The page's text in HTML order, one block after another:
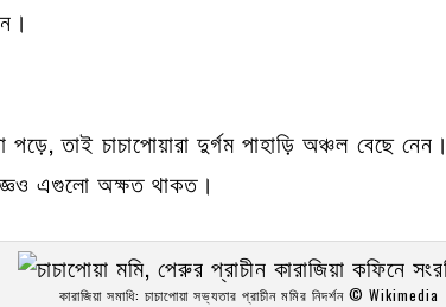
তাই চাচাপোয়ারা দুর্গম পাহাড়ি অঞ্চল বেছে
এগুলো অক্ষত থাকত।
কারাজিয়া সমাধি: চাচাপোয়া সভ্যতার প্রাচীন মমির নিদর্শন © Wikimedia